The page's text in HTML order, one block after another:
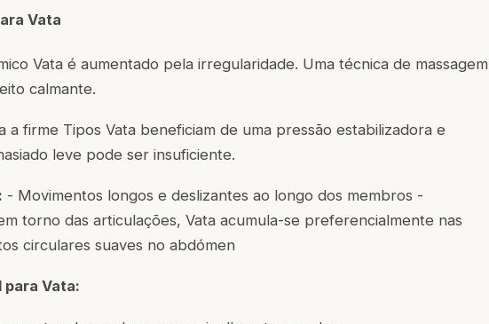
Vata
Vata é aumentado pela irregularidade. Uma técnica de massagem
calmante.
a firme Tipos Vata beneficiam de uma pressão estabilizadora e
leve pode ser insuficiente.
- Movimentos longos e deslizantes ao longo dos membros -
torno das articulações, Vata acumula-se preferencialmente nas
circulares suaves no abdómen
Vata: